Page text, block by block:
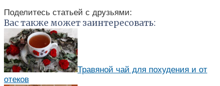
Поделитесь статьей с друзьями:
Вас также может заинтересовать:
Травяной чай для похудения и от
отеков